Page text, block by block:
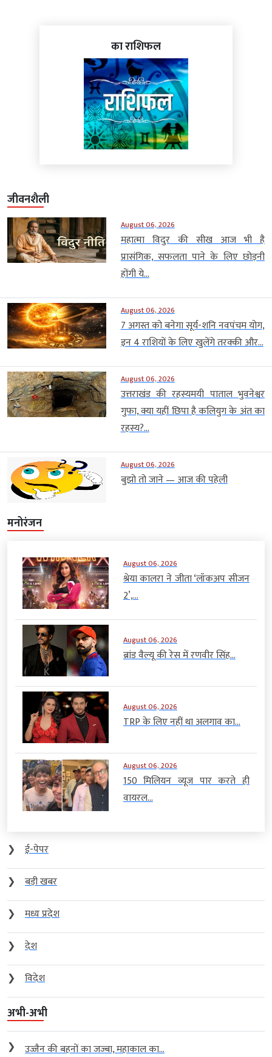
का राशिफल
जीवनशैली
August 06, 2026
महात्मा विदुर की सीख आज भी है
प्रासंगिक, सफलता पाने के लिए छोड़नी
होंगी ये...
August 06, 2026
7 अगस्त को बनेगा सूर्य-शनि नवपंचम योग,
इन 4 राशियों के लिए खुलेंगे तरक्की और...
August 06, 2026
उत्तराखंड की रहस्यमयी पाताल भुवनेश्वर
गुफा, क्या यहीं छिपा है कलियुग के अंत का
रहस्य?...
August 06, 2026
बुझो तो जाने — आज की पहेली
मनोरंजन
August 06, 2026
श्रेया कालरा ने जीता ‘लॉकअप सीजन
2’,...
August 06, 2026
ब्रांड वैल्यू की रेस में रणवीर सिंह...
August 06, 2026
TRP के लिए नहीं था अलगाव का...
August 06, 2026
150 मिलियन व्यूज पार करते ही
वायरल...
❯
ई-पेपर
❯
बड़ी खबर
❯
मध्य प्रदेश
❯
देश
❯
विदेश
अभी-अभी
❯ उज्जैन की बहनों का जज्बा, महाकाल का...